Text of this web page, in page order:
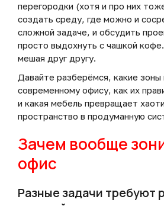
перегородки (хотя и про них
создать среду, где можно и
сложной задаче, и обсудить
просто выдохнуть с чашкой
мешая друг другу.
Давайте разберёмся, какие
современному офису, как их
и какая мебель превращает
пространство в продуманную
Зачем вообще
офис
Разные задачи требуют